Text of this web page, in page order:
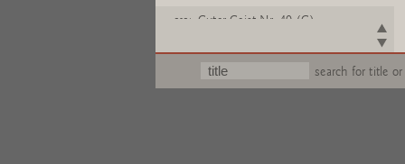
2021 Guter Geist Nr. 40 (C)
2021 Guter Geist Nr. 41 (B)
Guter Geist Nr. 42 (C) search for title or